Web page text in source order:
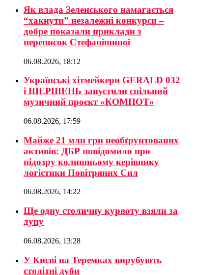
Як влада Зеленського намагається
“хакнути” незалежні конкурси –
добре показали приклади з
переписок Стефанішиної
06.08.2026, 18:12
Українські хітмейкери GERALD 032
і ШЕРШЕНЬ запустили спільний
музичний проєкт «КОМПОТ»
06.08.2026, 17:59
Майже 21 млн грн необґрунтованих
активів: ДБР повідомило про
підозру колишньому керівнику
логістики Повітряних Сил
06.08.2026, 14:22
Ще одну столичну курвоту взяли за
дупу
06.08.2026, 13:28
У Києві на Теремках вирубують
столітні дуби